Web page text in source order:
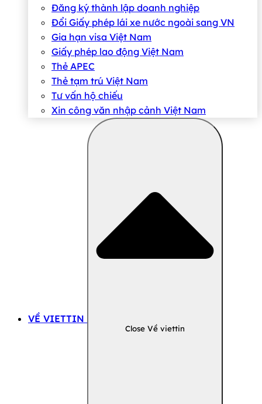
Đăng ký thành lập doanh nghiệp
Đổi Giấy phép lái xe nước ngoài sang VN
Gia hạn visa Việt Nam
Giấy phép lao động Việt Nam
Thẻ APEC
Thẻ tạm trú Việt Nam
Tư vấn hộ chiếu
Xin công văn nhập cảnh Việt Nam
VỀ VIETTIN
Close Về viettin